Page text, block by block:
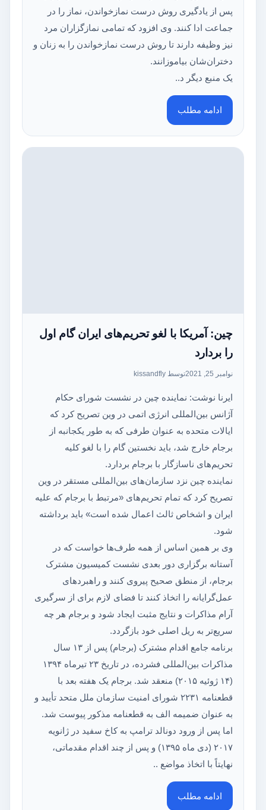
پس از یادگیری روش درست نمازخواندن، نماز را در
جماعت ادا کنند. وی افزود که تمامی نمازگزاران مرد
نیز وظیفه دارند تا روش درست نمازخواندن را به زنان و
دختران‌شان بیاموزانند.
یک منبع دیگر د..
ادامه مطلب
چین: آمریکا با لغو تحریم‌های ایران گام اول
را بردارد
نوامبر 25, 2021 توسط kissandfly
ایرنا نوشت: نماینده چین در نشست شورای حکام
آژانس بین‌المللی انرژی اتمی در وین تصریح کرد که
ایالات متحده به عنوان طرفی که به طور یکجانبه از
برجام خارج شد، باید نخستین گام را با لغو کلیه
تحریم‌های ناسازگار با برجام بردارد.
نماینده چین نزد سازمان‌های بین‌المللی مستقر در وین
تصریح کرد که تمام تحریم‌های «مرتبط با برجام که علیه
ایران و اشخاص ثالث اعمال شده است» باید برداشته
شود.
وی بر همین اساس از همه طرف‌ها خواست که در
آستانه برگزاری دور بعدی نشست کمیسیون مشترک
برجام، از منطق صحیح پیروی کنند و راهبردهای
عمل‌گرایانه را اتخاذ کنند تا فضای لازم برای از سرگیری
آرام مذاکرات و نتایج مثبت ایجاد شود و برجام هر چه
سریع‌تر به ریل اصلی خود بازگردد.
برنامه جامع اقدام مشترک (برجام) پس از ۱۳ سال
مذاکرات بین‌المللی فشرده، در تاریخ ۲۳ تیرماه ۱۳۹۴
(۱۴ ژوئیه ۲۰۱۵) منعقد شد. برجام یک هفته بعد با
قطعنامه ۲۲۳۱ شورای امنیت سازمان ملل متحد تأیید و
به عنوان ضمیمه الف به قطعنامه مذکور پیوست شد.
اما پس از ورود دونالد ترامپ به کاخ سفید در ژانویه
۲۰۱۷ (دی ماه ۱۳۹۵) و پس از چند اقدام مقدماتی،
نهایتاً با اتخاذ مواضع ..
ادامه مطلب